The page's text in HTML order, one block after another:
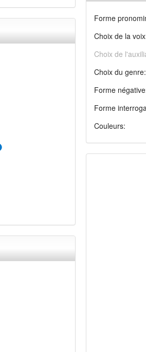
Forme
Choix de la
Choix de
Choix du genre:
Forme
Forme
Couleurs: